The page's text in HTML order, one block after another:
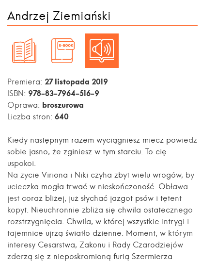
Andrzej Ziemiański
Premiera: 27 listopada 2019
ISBN: 978-83-7964-516-9
Oprawa: broszurowa
Liczba stron: 640
Kiedy następnym razem wyciągniesz miecz powiedz
sobie jasno, że zginiesz w tym starciu. To cię
uspokoi.
Na życie Viriona i Niki czyha zbyt wielu wrogów, by
ucieczka mogła trwać w nieskończoność. Obława
jest coraz bliżej, już słychać jazgot psów i tętent
kopyt. Nieuchronnie zbliża się chwila ostatecznego
rozstrzygnięcia. Chwila, w której wszystkie intrygi i
tajemnice ujrzą światło dzienne. Moment, w którym
interesy Cesarstwa, Zakonu i Rady Czarodziejów
zderzą się z nieposkromioną furią Szermierza